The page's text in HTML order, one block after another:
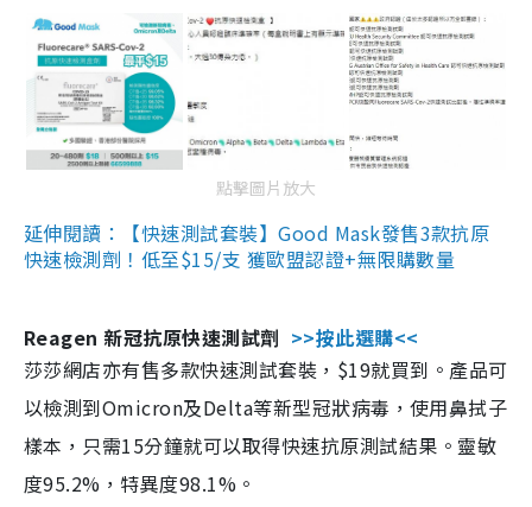
點擊圖片放大
延伸閱讀：【快速測試套裝】Good Mask發售3款抗原
快速檢測劑！低至$15/支 獲歐盟認證+無限購數量
Reagen 新冠抗原快速測試劑 >>按此選購<<
莎莎網店亦有售多款快速測試套裝，$19就買到。產品可
以檢測到Omicron及Delta等新型冠狀病毒，使用鼻拭子
樣本，只需15分鐘就可以取得快速抗原測試結果。靈敏
度95.2%，特異度98.1%。